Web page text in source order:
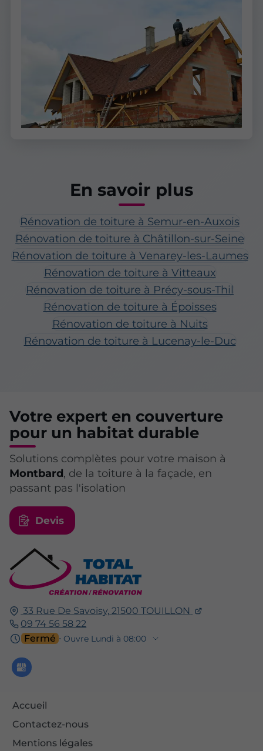
En savoir plus
Rénovation de toiture à Semur-en-Auxois
Rénovation de toiture à Châtillon-sur-Seine
Rénovation de toiture à Venarey-les-Laumes
Rénovation de toiture à Vitteaux
Rénovation de toiture à Précy-sous-Thil
Rénovation de toiture à Époisses
Rénovation de toiture à Nuits
Rénovation de toiture à Lucenay-le-Duc
33 Rue De Savoisy, 21500 TOUILLON
09 74 56 58 22
Fermé ⋅ Ouvre Lundi à 08:00
Accueil
Contactez-nous
Mentions légales
Votre expert en couverture
pour un habitat durable
Solutions complètes pour votre maison à
Montbard, de la toiture à la façade, en
passant pas l'isolation
Devis